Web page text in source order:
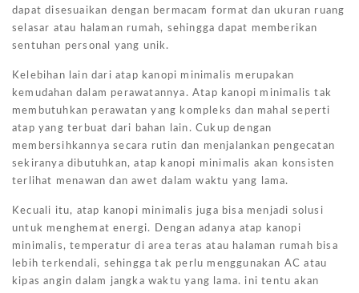
dapat disesuaikan dengan bermacam format dan ukuran ruang
selasar atau halaman rumah, sehingga dapat memberikan
sentuhan personal yang unik.
Kelebihan lain dari atap kanopi minimalis merupakan
kemudahan dalam perawatannya. Atap kanopi minimalis tak
membutuhkan perawatan yang kompleks dan mahal seperti
atap yang terbuat dari bahan lain. Cukup dengan
membersihkannya secara rutin dan menjalankan pengecatan
sekiranya dibutuhkan, atap kanopi minimalis akan konsisten
terlihat menawan dan awet dalam waktu yang lama.
Kecuali itu, atap kanopi minimalis juga bisa menjadi solusi
untuk menghemat energi. Dengan adanya atap kanopi
minimalis, temperatur di area teras atau halaman rumah bisa
lebih terkendali, sehingga tak perlu menggunakan AC atau
kipas angin dalam jangka waktu yang lama. ini tentu akan